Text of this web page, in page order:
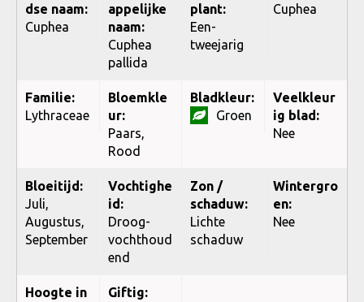
dse naam:
Cuphea
appelijke
naam:
Cuphea
pallida
plant:
Een-
tweejarig
Cuphea
Familie:
Lythraceae
Bloemkle
ur:
Paars,
Rood
Bladkleur:
Groen
Veelkleur
ig blad:
Nee
Bloeitijd:
Juli,
Augustus,
September
Vochtighe
id:
Droog-
vochthoud
end
Zon /
schaduw:
Lichte
schaduw
Wintergro
en:
Nee
Hoogte in
Giftig: